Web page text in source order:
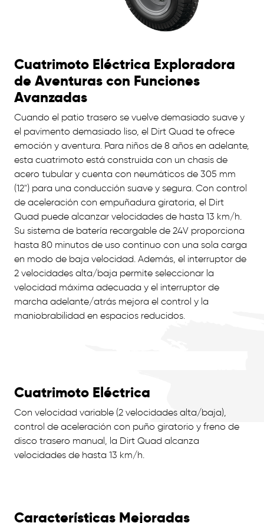
Cuatrimoto Eléctrica Exploradora
de Aventuras con Funciones
Avanzadas
Cuando el patio trasero se vuelve demasiado suave y
el pavimento demasiado liso, el Dirt Quad te ofrece
emoción y aventura. Para niños de 8 años en adelante,
esta cuatrimoto está construida con un chasis de
acero tubular y cuenta con neumáticos de 305 mm
(12") para una conducción suave y segura. Con control
de aceleración con empuñadura giratoria, el Dirt
Quad puede alcanzar velocidades de hasta 13 km/h.
Su sistema de batería recargable de 24V proporciona
hasta 80 minutos de uso continuo con una sola carga
en modo de baja velocidad. Además, el interruptor de
2 velocidades alta/baja permite seleccionar la
velocidad máxima adecuada y el interruptor de
marcha adelante/atrás mejora el control y la
maniobrabilidad en espacios reducidos.
Cuatrimoto Eléctrica
Con velocidad variable (2 velocidades alta/baja),
control de aceleración con puño giratorio y freno de
disco trasero manual, la Dirt Quad alcanza
velocidades de hasta 13 km/h.
Características Mejoradas